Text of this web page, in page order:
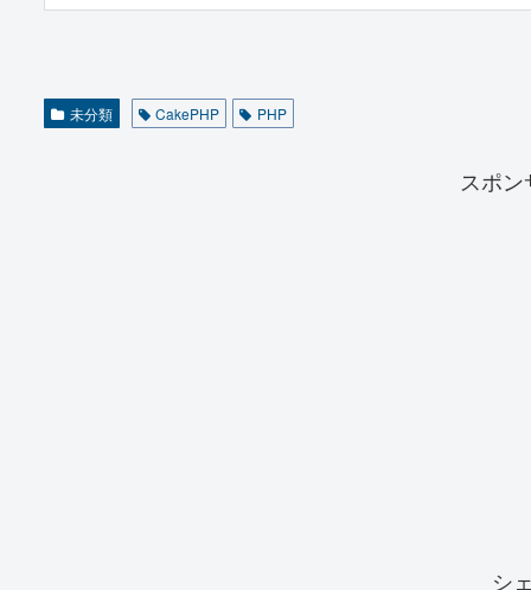
未分類 CakePHP PHP
スポ
シ